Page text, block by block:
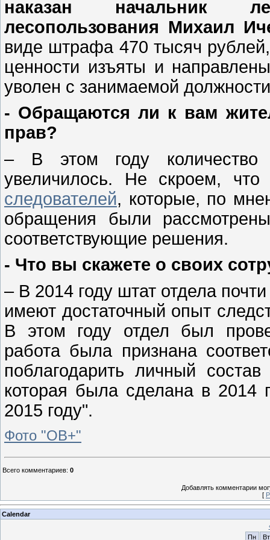
наказан начальник
лесопользования Михаил
виде штрафа 470 тысяч
ценности изъяты и
уволен с занимаемой
- Обращаются ли к вам
прав?
– В этом году
увеличилось. Не скроем,
следователей, которые, по
обращения были
соответствующие решения.
- Что вы скажете о своих
– В 2014 году штат отдела
имеют достаточный опыт
В этом году отдел был
работа была признана
поблагодарить личный
которая была сделана в 2014
2015 году".
Фото "ОВ+"
Всего комментариев: 0
Добавлять комментарии
[
Calendar
Пн
Вт